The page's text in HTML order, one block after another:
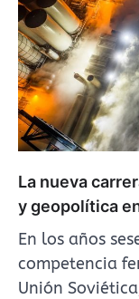
La nueva
y geopolítica
En los años
competencia
Unión